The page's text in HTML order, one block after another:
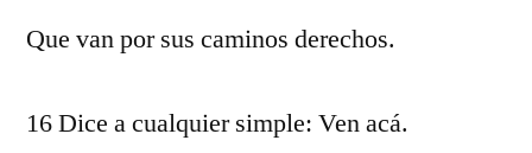
Que van por sus caminos derechos.
16 Dice a cualquier simple: Ven acá.